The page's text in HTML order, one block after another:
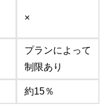
×
プランによって
制限あり
約15％